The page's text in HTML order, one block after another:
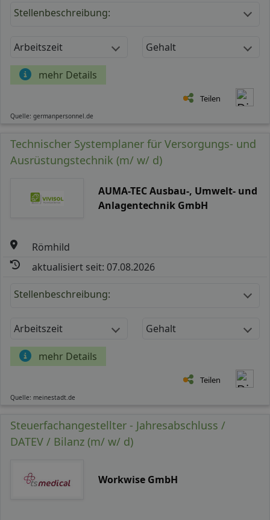
Stellenbeschreibung:
Arbeitszeit Gehalt
mehr Details
Teilen
Quelle: germanpersonnel.de
Technischer Systemplaner für Versorgungs- und
Ausrüstungstechnik (m/ w/ d)
AUMA-TEC Ausbau-, Umwelt- und
Anlagentechnik GmbH
Römhild
aktualisiert seit: 07.08.2026
Stellenbeschreibung:
Arbeitszeit Gehalt
mehr Details
Teilen
Quelle: meinestadt.de
Steuerfachangestellter - Jahresabschluss /
DATEV / Bilanz (m/ w/ d)
Workwise GmbH